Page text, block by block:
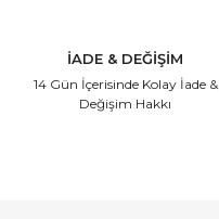
İADE & DEĞİŞİM
14 Gün İçerisinde Kolay İade &
Değişim Hakkı